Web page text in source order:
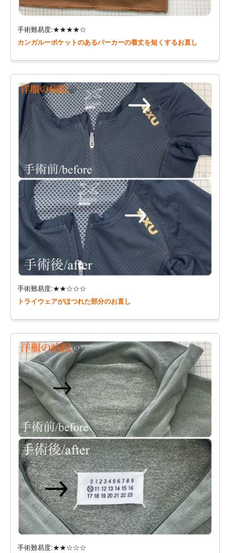
手術難易度:★★★★☆
カンガルーポケットのあるパーカーの着丈を短くするお直し
手術難易度:★★☆☆☆
トライウェアがほつれた部分のお直し
手術難易度:★★☆☆☆